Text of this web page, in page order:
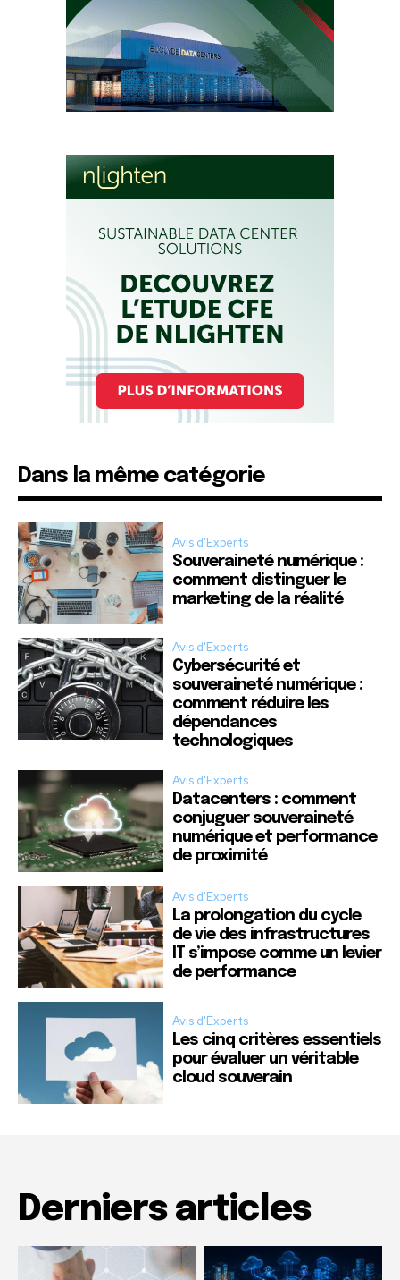
Dans la même catégorie
Avis d'Experts
Souveraineté numérique :
comment distinguer le
marketing de la réalité
Avis d'Experts
Cybersécurité et
souveraineté numérique :
comment réduire les
dépendances
technologiques
Avis d'Experts
Datacenters : comment
conjuguer souveraineté
numérique et performance
de proximité
Avis d'Experts
La prolongation du cycle
de vie des infrastructures
IT s’impose comme un levier
de performance
Avis d'Experts
Les cinq critères essentiels
pour évaluer un véritable
cloud souverain
Derniers articles